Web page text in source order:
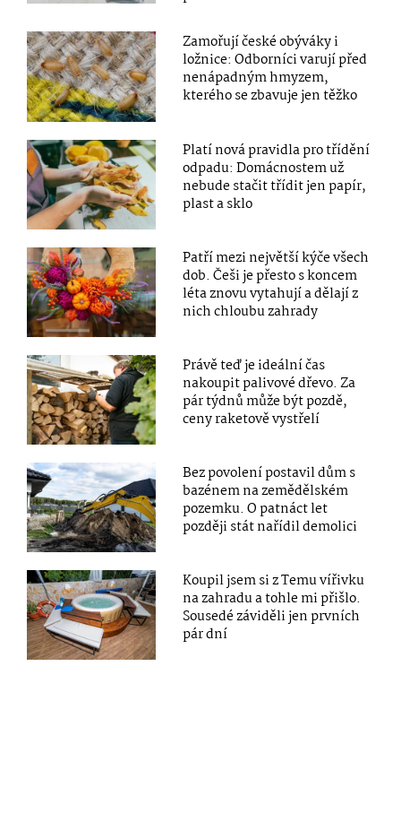
Zamořují české obýváky i
ložnice: Odborníci varují před
nenápadným hmyzem,
kterého se zbavuje jen těžko
Platí nová pravidla pro třídění
odpadu: Domácnostem už
nebude stačit třídit jen papír,
plast a sklo
Patří mezi největší kýče všech
dob. Češi je přesto s koncem
léta znovu vytahují a dělají z
nich chloubu zahrady
Právě teď je ideální čas
nakoupit palivové dřevo. Za
pár týdnů může být pozdě,
ceny raketově vystřelí
Bez povolení postavil dům s
bazénem na zemědělském
pozemku. O patnáct let
později stát nařídil demolici
Koupil jsem si z Temu vířivku
na zahradu a tohle mi přišlo.
Sousedé záviděli jen prvních
pár dní